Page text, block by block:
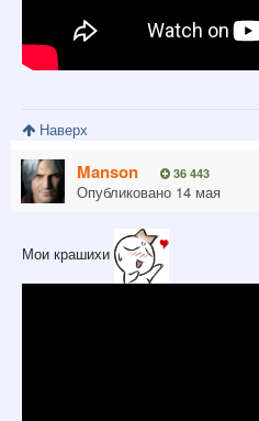
Наверх
Manson 36 443
Опубликовано 14 мая
Мои крашихи